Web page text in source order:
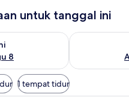
untuk tanggal ini
8
malam ini Agu 7 - Agu 8
Periksa
1 tempat tidur
Kamar, 2 Tempat Tidur